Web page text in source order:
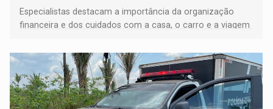
Especialistas destacam a importância da organização
financeira e dos cuidados com a casa, o carro e a viagem